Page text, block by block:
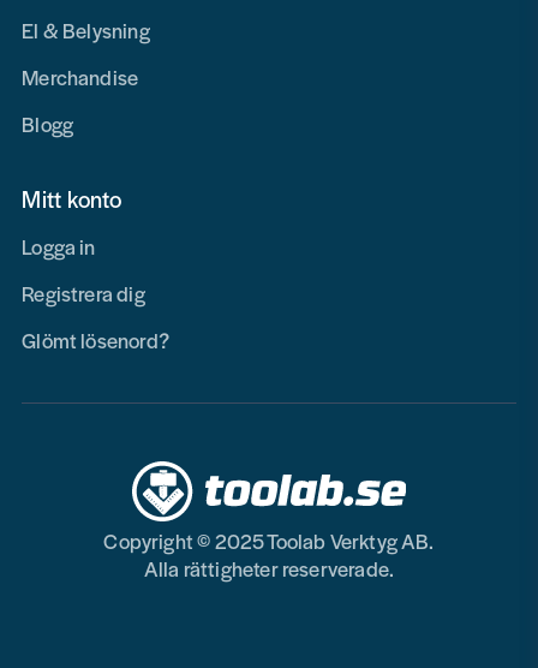
El & Belysning
Merchandise
Blogg
Mitt konto
Logga in
Registrera dig
Glömt lösenord?
Copyright © 2025 Toolab Verktyg AB.
Alla rättigheter reserverade.